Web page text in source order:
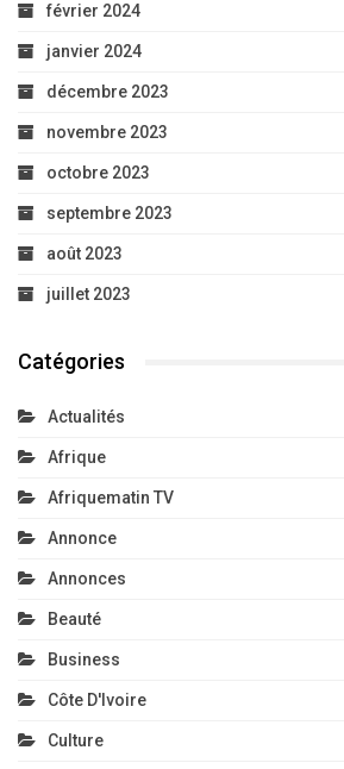
février 2024
janvier 2024
décembre 2023
novembre 2023
octobre 2023
septembre 2023
août 2023
juillet 2023
Catégories
Actualités
Afrique
Afriquematin TV
Annonce
Annonces
Beauté
Business
Côte D'Ivoire
Culture